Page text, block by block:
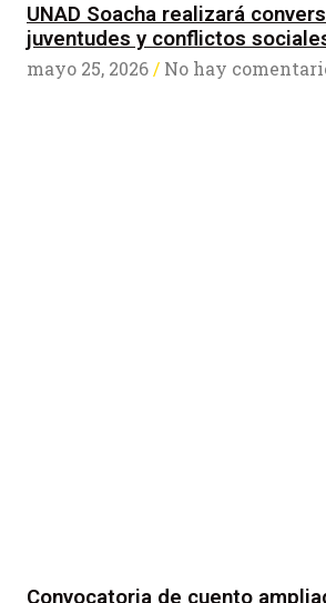
UNAD Soacha realizará
juventudes y conflictos
mayo 25, 2026 No hay
Convocatoria de cuento